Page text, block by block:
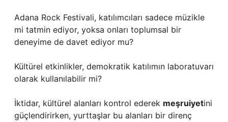
Adana Rock Festivali, katılımcıları sadece müzikle
mi tatmin ediyor, yoksa onları toplumsal bir
deneyime de davet ediyor mu?
Kültürel etkinlikler, demokratik katılımın laboratuvarı
olarak kullanılabilir mi?
İktidar, kültürel alanları kontrol ederek meşruiyetini
güçlendirirken, yurttaşlar bu alanları bir direnç